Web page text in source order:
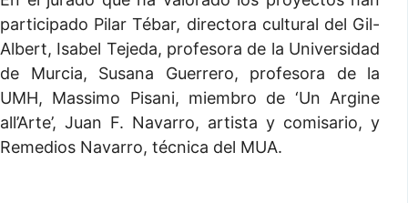
participado Pilar Tébar, directora cultural del Gil-
Albert, Isabel Tejeda, profesora de la Universidad
de Murcia, Susana Guerrero, profesora de la
UMH, Massimo Pisani, miembro de ‘Un Argine
all’Arte’, Juan F. Navarro, artista y comisario, y
Remedios Navarro, técnica del MUA.